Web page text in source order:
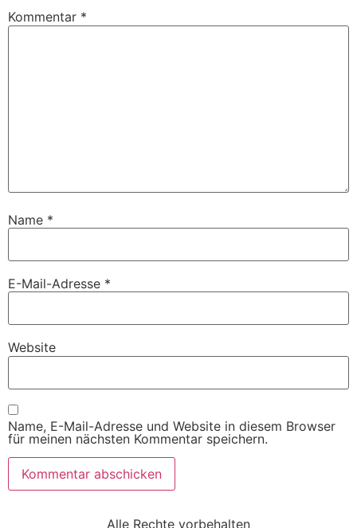
Kommentar *
Name *
E-Mail-Adresse *
Website
Name, E-Mail-Adresse und Website in diesem Browser
für meinen nächsten Kommentar speichern.
Alle Rechte vorbehalten